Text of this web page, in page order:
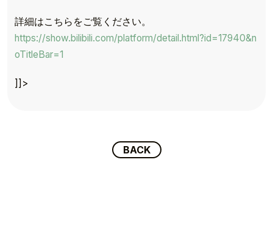
TOP
TOPICS
SCHEDULE
詳細はこちらをご覧ください。
https://show.bilibili.com/platform/detail.html?id=17940&n
oTitleBar=1
]]>
BACK